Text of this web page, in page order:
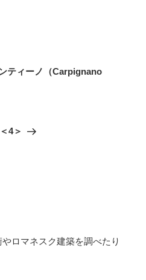
ティーノ（Carpignano
4＞
ロマネスク建築を調べたり